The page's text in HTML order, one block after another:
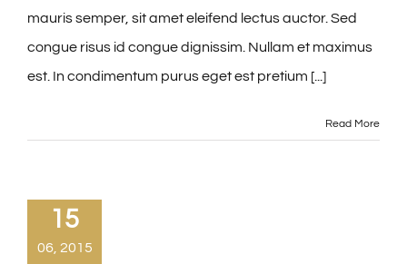
mauris semper, sit amet eleifend lectus auctor. Sed
congue risus id congue dignissim. Nullam et maximus
est. In condimentum purus eget est pretium [...]
Read More
15
06, 2015